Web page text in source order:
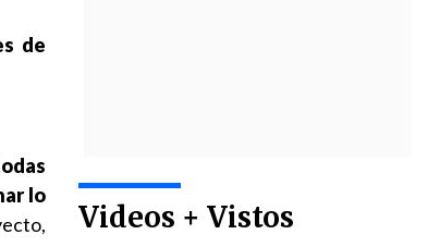
Videos + Vistos
de
lo